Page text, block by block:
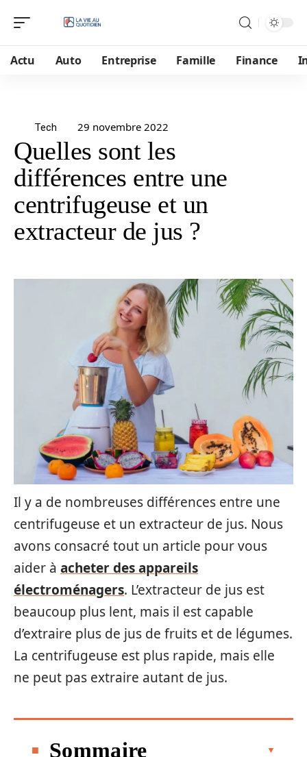
Actu Auto Entreprise Famille Finance
Tech 29 novembre 2022
Quelles sont les
différences entre une
centrifugeuse et un
extracteur de jus ?
Il y a de nombreuses différences entre une
centrifugeuse et un extracteur de jus. Nous
avons consacré tout un article pour vous
aider à acheter des appareils
électroménagers. L’extracteur de jus est
beaucoup plus lent, mais il est capable
d’extraire plus de jus de fruits et de légumes.
La centrifugeuse est plus rapide, mais elle
ne peut pas extraire autant de jus.
Sommaire